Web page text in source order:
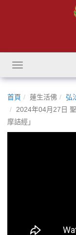
Toggle
navigation
首頁 蓮生活佛 弘
2024年04月27日
摩詰經」